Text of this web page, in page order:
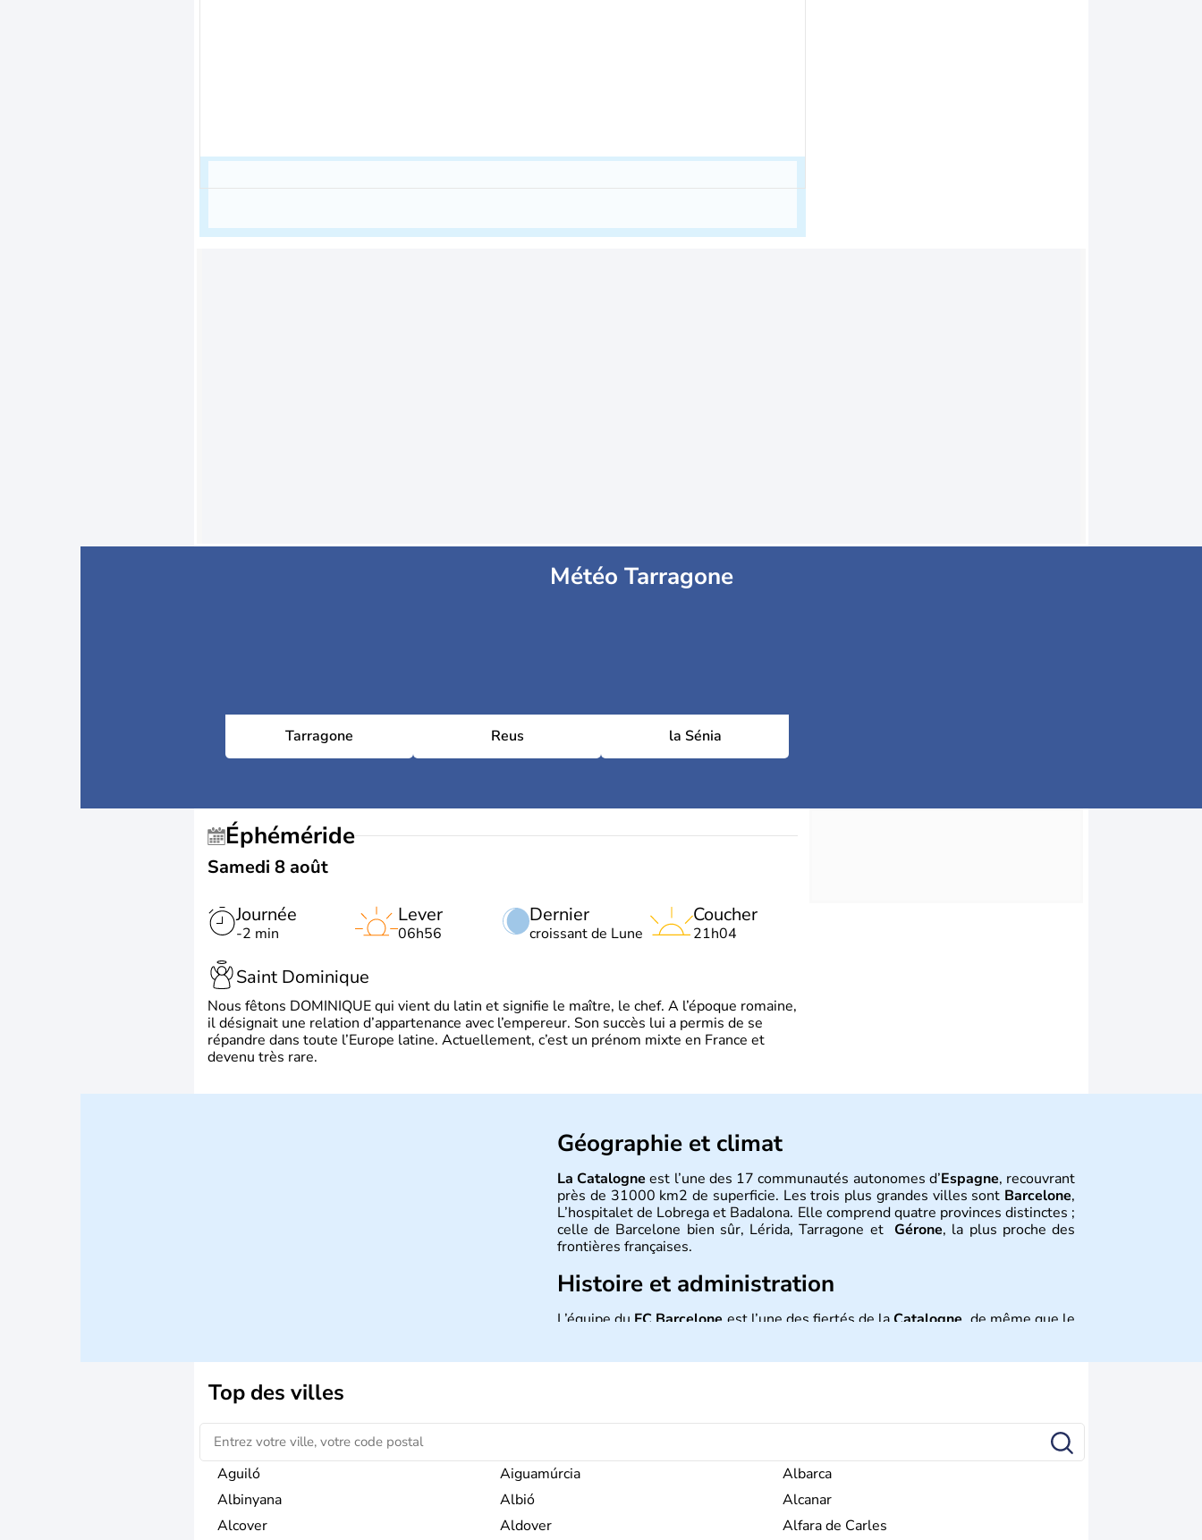
Météo Tarragone
Tarragone Reus la Sénia
Éphéméride
Samedi 8 août
Journée
-2 min
Dernier
croissant de Lune
Lever
06h56
Coucher
21h04
Saint Dominique
Nous fêtons DOMINIQUE qui vient du latin et signifie le maître, le chef. A l’époque romaine,
il désignait une relation d’appartenance avec l’empereur. Son succès lui a permis de se
répandre dans toute l’Europe latine. Actuellement, c’est un prénom mixte en France et
devenu très rare.
Géographie et climat
La Catalogne est l’une des 17 communautés autonomes d’Espagne, recouvrant
près de 31000 km2 de superficie. Les trois plus grandes villes sont Barcelone,
L’hospitalet de Lobrega et Badalona. Elle comprend quatre provinces distinctes ;
celle de Barcelone bien sûr, Lérida, Tarragone etGérone, la plus proche des
frontières françaises.
Histoire et administration
L’équipe du FC Barcelone est l’une des fiertés de laCatalogne , de même que le
Top des villes
Aguiló Aiguamúrcia
Albarca
Albinyana
Albió
Alcanar
Alcover
Aldover
Alfara de Carles